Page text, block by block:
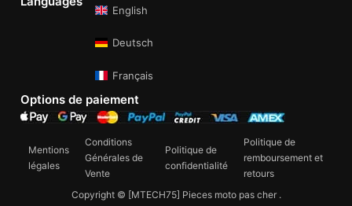
English
Deutsch
Français
Options de paiement
Copyright © [MTECH75] Pieces moto pas cher .
Mentions
légales
Conditions
Générales de
Vente
Politique de
confidentialité
Politique de
remboursement et
retours